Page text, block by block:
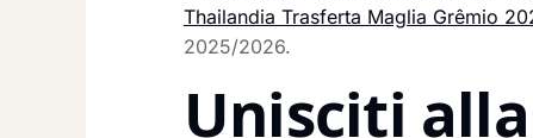
Thailandia Trasferta Maglia Grêmio
2025/2026.
Unisciti